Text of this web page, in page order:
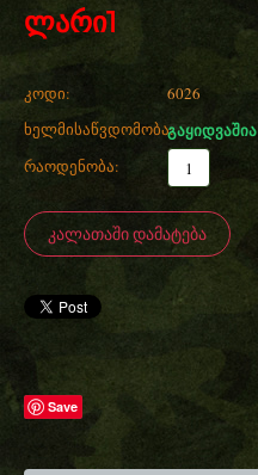
ლარი1
კოდი:
6026
ხელმისაწვდომობა:გაყიდვაშია
რაოდენობა:
ᲙᲐᲚᲐᲗᲐᲨᲘ ᲓᲐᲛᲐᲢᲔᲑᲐ
Save